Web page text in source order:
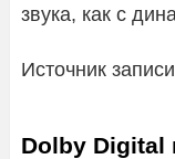
звука, как с
Источник
Dolby Digital